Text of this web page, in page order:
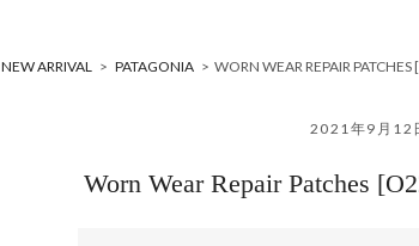
NEW ARRIVAL > PATAGONIA > WORN WEAR REPAIR
2021年9月12
Worn Wear Repair Patches